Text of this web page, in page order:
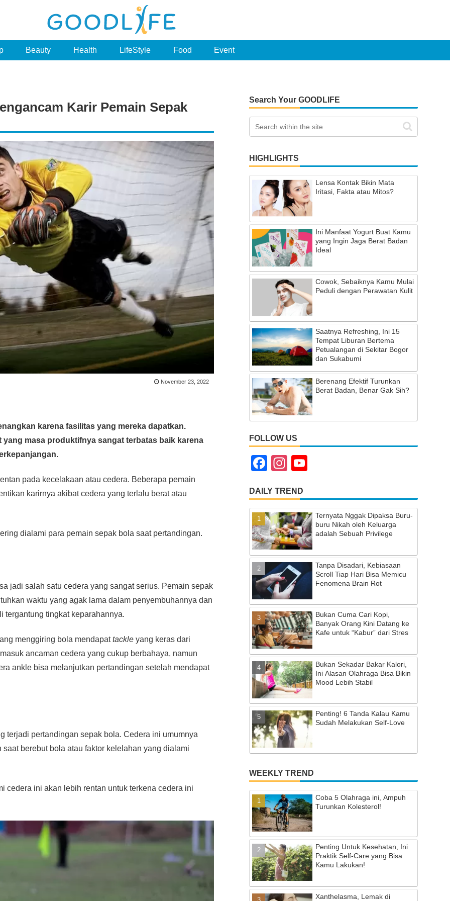
Beauty Health LifeStyle Food Event
Karir Pemain Sepak
November 23, 2022
karena fasilitas yang mereka dapatkan.
masa produktifnya sangat terbatas baik karena
pada kecelakaan atau cedera. Beberapa pemain
karirnya akibat cedera yang terlalu berat atau
dialami para pemain sepak bola saat pertandingan.
jadi salah satu cedera yang sangat serius. Pemain sepak
waktu yang agak lama dalam penyembuhannya dan
tergantung tingkat keparahannya.
menggiring bola mendapattackle yang keras dari
ancaman cedera yang cukup berbahaya, namun
ankle bisa melanjutkan pertandingan setelah mendapat
terjadi pertandingan sepak bola. Cedera ini umumnya
berebut bola atau faktor kelelahan yang dialami
cedera ini akan lebih rentan untuk terkena cedera ini
Search Your GOODLIFE
HIGHLIGHTS
Lensa Kontak Bikin Mata
Iritasi, Fakta atau Mitos?
Ini Manfaat Yogurt Buat Kamu
yang Ingin Jaga Berat Badan
Ideal
Cowok, Sebaiknya Kamu Mulai
Peduli dengan Perawatan Kulit
Saatnya Refreshing, Ini 15
Tempat Liburan Bertema
Petualangan di Sekitar Bogor
dan Sukabumi
Berenang Efektif Turunkan
Berat Badan, Benar Gak Sih?
FOLLOW US
F
c
e
b
o
o
k
In
a
gr
a
m
u
T
u
b
e
C
h
a
n
n
el
DAILY TREND
Ternyata Nggak Dipaksa Buru-
buru Nikah oleh Keluarga
adalah Sebuah Privilege
Tanpa Disadari, Kebiasaan
Scroll Tiap Hari Bisa Memicu
Fenomena Brain Rot
Bukan Cuma Cari Kopi,
Banyak Orang Kini Datang ke
Kafe untuk “Kabur” dari Stres
Bukan Sekadar Bakar Kalori,
Ini Alasan Olahraga Bisa Bikin
Mood Lebih Stabil
Penting! 6 Tanda Kalau Kamu
Sudah Melakukan Self-Love
WEEKLY TREND
Coba 5 Olahraga ini, Ampuh
Turunkan Kolesterol!
Penting Untuk Kesehatan, Ini
Praktik Self-Care yang Bisa
Kamu Lakukan!
Xanthelasma, Lemak di